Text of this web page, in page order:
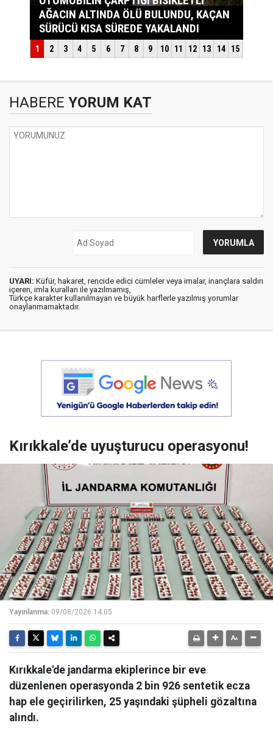
HABERE YORUM KAT
UYARI: Küfür, hakaret, rencide edici cümleler veya imalar, inançlara saldırı
içeren, imla kuralları ile yazılmamış,
Türkçe karakter kullanılmayan ve büyük harflerle yazılmış yorumlar
onaylanmamaktadır.
Kırıkkale’de uyuşturucu operasyonu!
Yayınlanma: 09/08/2026 14:05
Kırıkkale'de jandarma ekiplerince bir eve
düzenlenen operasyonda 2 bin 926 sentetik ecza
hap ele geçirilirken, 25 yaşındaki şüpheli gözaltına
alındı.